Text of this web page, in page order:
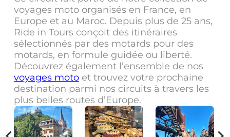
voyages moto organisés en France, en
Europe et au Maroc. Depuis plus de 25 ans,
Ride in Tours conçoit des itinéraires
sélectionnés par des motards pour des
motards, en formule guidée ou liberté.
Découvrez également l’ensemble de nos
voyages motoet trouvez votre prochaine
destination parmi nos circuits à travers les
plus belles routes d’Europe.